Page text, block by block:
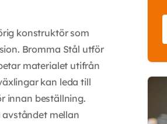
konstruktör som
Bromma Stål utför
materialet utifrån
kan leda till
innan beställning.
mellan